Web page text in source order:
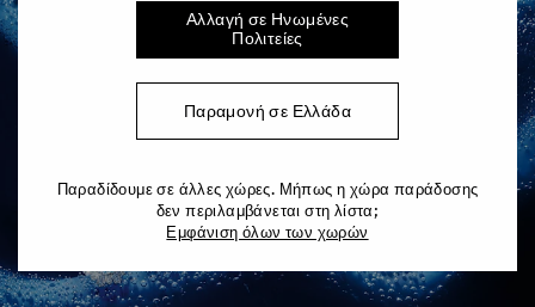
125Η ΕΠΕΤΕΙΑΚΗ
ΣΥΛΛΟΓΗ
ΑΓΟΡΑ ΤΩΡΑ
Αλλαγή σε Ηνωμένες
Πολιτείες
Παραμονή σε Ελλάδα
Παραδίδουμε σε άλλες χώρες. Μήπως η χώρα παράδοσης
δεν περιλαμβάνεται στη λίστα;
Εμφάνιση όλων των χωρών